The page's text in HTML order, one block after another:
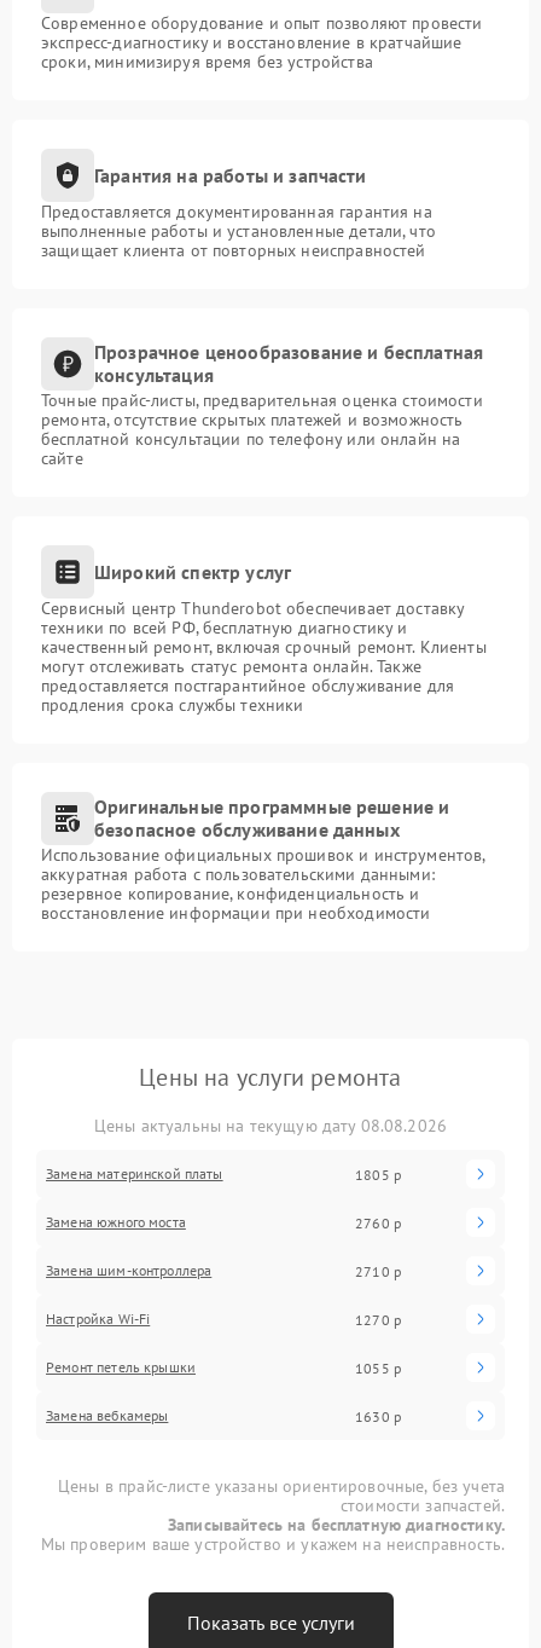
Современное оборудование и опыт позволяют провести
экспресс-диагностику и восстановление в кратчайшие
сроки, минимизируя время без устройства
Гарантия на работы и запчасти
Предоставляется документированная гарантия на
выполненные работы и установленные детали, что
защищает клиента от повторных неисправностей
Прозрачное ценообразование и бесплатная
консультация
Точные прайс-листы, предварительная оценка стоимости
ремонта, отсутствие скрытых платежей и возможность
бесплатной консультации по телефону или онлайн на
сайте
Широкий спектр услуг
Сервисный центр Thunderobot обеспечивает доставку
техники по всей РФ, бесплатную диагностику и
качественный ремонт, включая срочный ремонт. Клиенты
могут отслеживать статус ремонта онлайн. Также
предоставляется постгарантийное обслуживание для
продления срока службы техники
Оригинальные программные решение и
безопасное обслуживание данных
Использование официальных прошивок и инструментов,
аккуратная работа с пользовательскими данными:
резервное копирование, конфиденциальность и
восстановление информации при необходимости
Цены на услуги ремонта
Цены актуальны на текущую дату 08.08.2026
Замена материнской платы 1805 р
Замена южного моста 2760 р
Замена шим-контроллера 2710 р
Настройка Wi-Fi 1270 р
Ремонт петель крышки 1055 р
Замена вебкамеры 1630 р
Цены в прайс-листе указаны ориентировочные, без учета
стоимости запчастей.
Записывайтесь на бесплатную диагностику.
Мы проверим ваше устройство и укажем на неисправность.
Показать все услуги